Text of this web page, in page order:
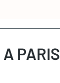
A PARIS